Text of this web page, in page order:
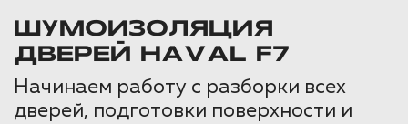
ШУМОИЗОЛЯЦИЯ
ДВЕРЕЙ HAVAL F7
Начинаем работу с разборки всех
дверей, подготовки поверхности и